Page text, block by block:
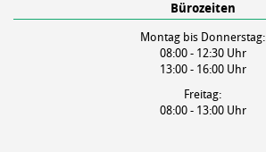
Bürozeiten
Montag bis Donnerstag:
08:00 - 12:30 Uhr
13:00 - 16:00 Uhr
Freitag:
08:00 - 13:00 Uhr